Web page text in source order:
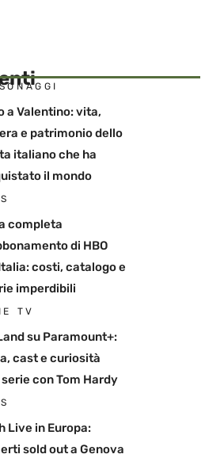
a Valentino: vita,
e patrimonio dello
italiano che ha
il mondo
completa
di HBO
costi, catalogo e
imperdibili
TV
su Paramount+:
cast e curiosità
con Tom Hardy
Live in Europa:
sold out a Genova